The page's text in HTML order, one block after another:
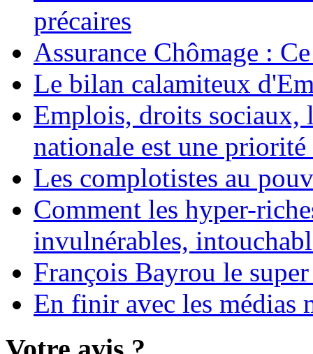
précaires
Assurance Chômage :
Le bilan calamiteux
Emplois, droits sociaux,
nationale est une
Les complotistes au
Comment les hyper-
invulnérables,
François Bayrou le
En finir avec les médias